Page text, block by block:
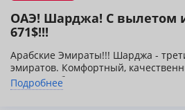
ОАЭ! Шарджа! С вылетом
671$!!!
Арабские Эмираты!!! Шарджа -
эмиратов. Комфортный,
уровнем обслуживания!!! Цена
при двухместном размещении в
Подробнее